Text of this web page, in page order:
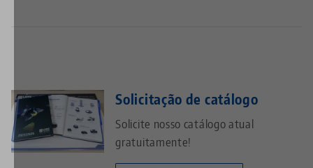
Solicitação de catálogo
Solicite nosso catálogo atual
gratuitamente!